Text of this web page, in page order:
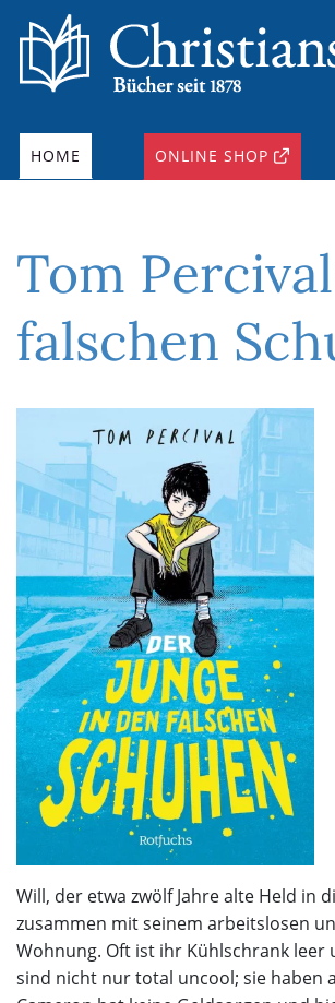
HOME ONLINE SHOP
Tom
falschen
Will, der etwa zwölf Jahre alte Held in
zusammen mit seinem arbeitslosen
Wohnung. Oft ist ihr Kühlschrank leer
sind nicht nur total uncool; sie haben